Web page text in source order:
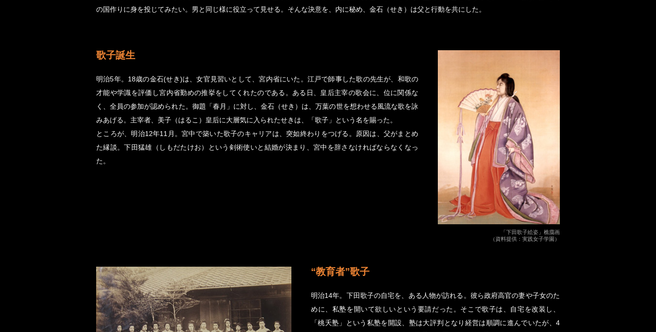
の国作りに身を投じてみたい。男と同じ様に役立って見せる。そんな決意を、内に秘め、金石（せき）は父と行動を共にした。
「下田歌子絵姿」樵靄画
（資料提供：実践女子学園）
歌子誕生
明治5年。18歳の金石(せき)は、女官見習いとして、宮内省にいた。江戸で師事した歌の先生が、和歌の
才能や学識を評価し宮内省勤めの推挙をしてくれたのである。ある日、皇后主宰の歌会に、位に関係な
く、全員の参加が認められた。御題「春月」に対し、金石（せき）は、万葉の世を想わせる風流な歌を詠
みあげる。主宰者、美子（はるこ）皇后に大層気に入られたせきは、「歌子」という名を賜った。
ところが、明治12年11月。宮中で築いた歌子のキャリアは、突如終わりをつげる。原因は、父がまとめ
た縁談。下田猛雄（しもだたけお）という剣術使いと結婚が決まり、宮中を辞さなければならなくなっ
た。
“教育者”歌子
明治14年。下田歌子の自宅を、ある人物が訪れる。彼ら政府高官の妻や子女のた
めに、私塾を開いて欲しいという要請だった。そこで歌子は、自宅を改装し、
「桃夭塾」という私塾を開設、塾は大評判となり経営は順調に進んでいたが、4